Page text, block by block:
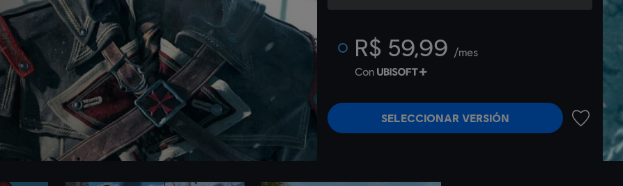
R$ 59,99 /mes
Con
SELECCIONAR VERSIÓN
AÑADIR